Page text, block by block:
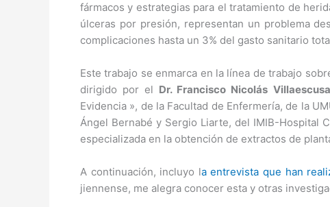
fármacos y estrategias para el tratamiento de
úlceras por presión, representan un problema
complicaciones hasta un 3% del gasto sanitario
Este trabajo se enmarca en la línea de trabajo
dirigido por el Dr. Francisco Nicolás Villaescusa
Evidencia », de la Facultad de Enfermería, de la
Ángel Bernabé y Sergio Liarte, del IMIB-Hospital
especializada en la obtención de extractos de
A continuación, incluyo la entrevista que han
jiennense, me alegra conocer esta y otras